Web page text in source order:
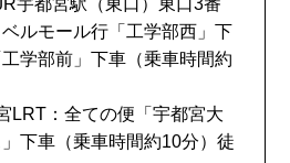
宇都宮駅（東口）東口3番
ルモール行「工学部西」下
学部前」下車（乗車時間約
LRT：全ての便「宇都宮大
下車（乗車時間約10分）徒